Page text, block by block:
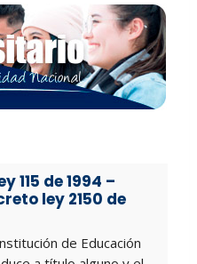
115 de 1994 –
ley 2150 de
de Educación